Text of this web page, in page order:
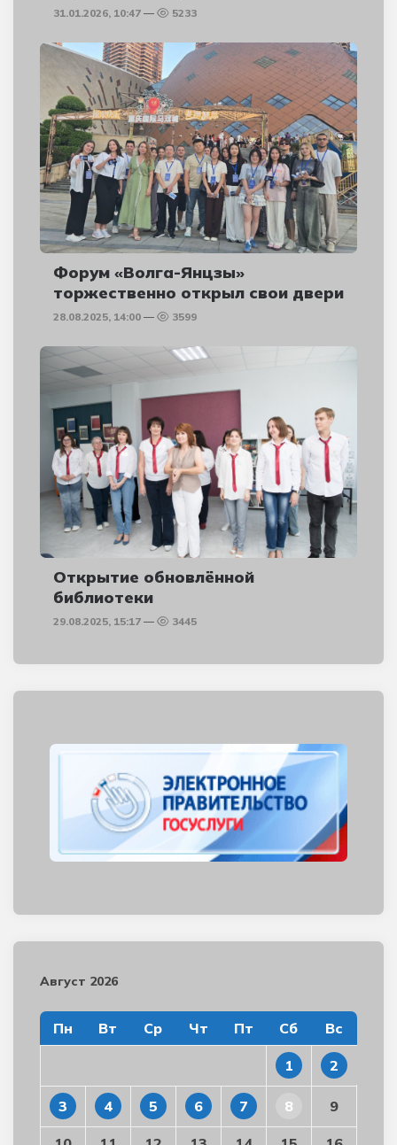
31.01.2026, 10:47 5233
Форум «Волга-Янцзы»
торжественно открыл свои двери
28.08.2025, 14:00 3599
Открытие обновлённой
библиотеки
29.08.2025, 15:17 3445
Август 2026
Пн Вт Ср Чт Пт Сб Вс
1 2
3 4 5 6 7 8 9